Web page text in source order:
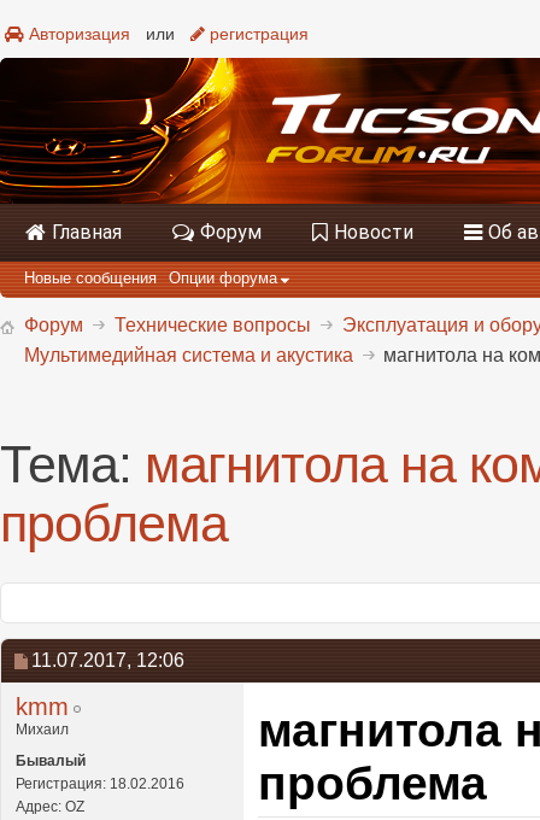
Авторизация или регистрация
Главная Форум Новости Об
Новые сообщения Опции форума
Форум Технические вопросы
Эксплуатация и
Мультимедийная система и акустика
магнитола на
Тема: магнитола на
проблема
11.07.2017, 12:06
kmm
Михаил
Бывалый
Регистрация: 18.02.2016
Адрес: OZ
магнитола
проблема